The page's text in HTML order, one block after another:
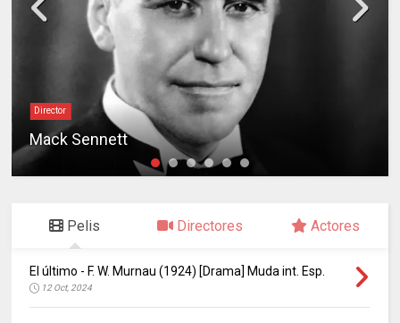
Director
Mack Sennett
Pelis Directores Actores
El último - F. W. Murnau (1924) [Drama] Muda int. Esp.
12 Oct, 2024